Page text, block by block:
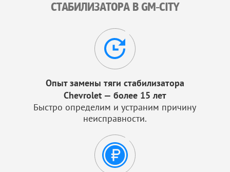
СТАБИЛИЗАТОРА В GM-CITY
Опыт замены тяги стабилизатора
Chevrolet — более 15 лет
Быстро определим и устраним причину
неисправности.